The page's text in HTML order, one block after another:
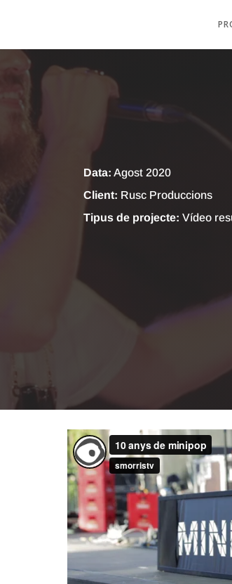
Data: Agost 2020
Client: Rusc Produccions
Tipus de projecte: Vídeo